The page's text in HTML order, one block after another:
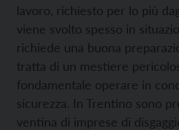
lavoro, richiesto per lo più
viene svolto spesso in
richiede una buona
tratta di un mestiere
fondamentale operare in
sicurezza. In Trentino sono
ventina di imprese di